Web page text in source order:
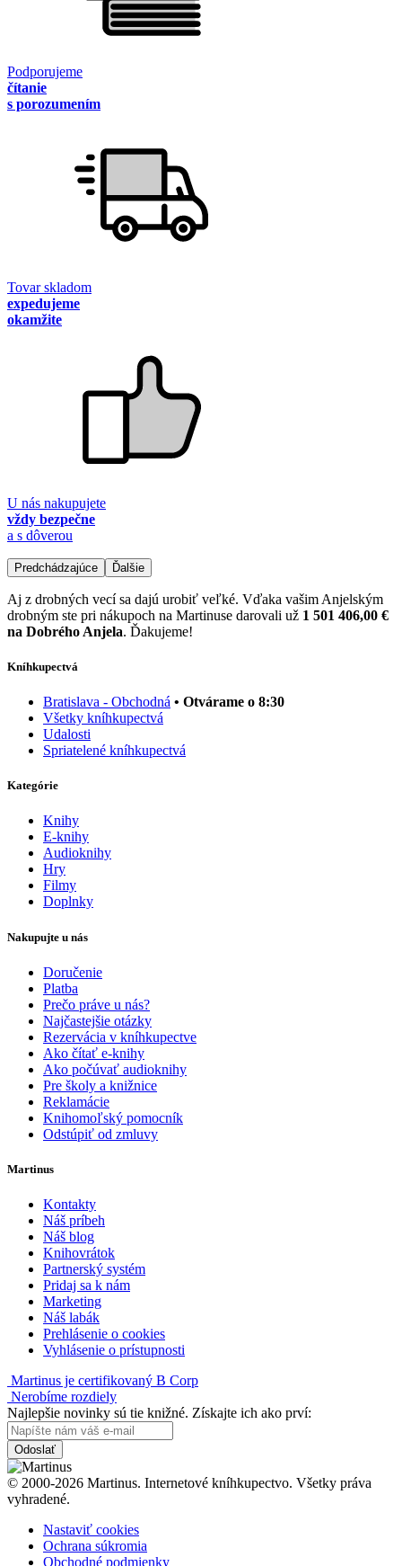
Podporujeme
čítanie
s porozumením
Tovar skladom
expedujeme
okamžite
U nás nakupujete
vždy bezpečne
a s dôverou
Predchádzajúce Ďalšie
Aj z drobných vecí sa dajú urobiť veľké. Vďaka vašim Anjelským
drobným ste pri nákupoch na Martinuse darovali už 1 501 406,00 €
na Dobrého Anjela. Ďakujeme!
Kníhkupectvá
Bratislava - Obchodná • Otvárame o 8:30
Všetky kníhkupectvá
Udalosti
Spriatelené kníhkupectvá
Kategórie
Knihy
E-knihy
Audioknihy
Hry
Filmy
Doplnky
Nakupujte u nás
Doručenie
Platba
Prečo práve u nás?
Najčastejšie otázky
Rezervácia v kníhkupectve
Ako čítať e-knihy
Ako počúvať audioknihy
Pre školy a knižnice
Reklamácie
Knihomoľský pomocník
Odstúpiť od zmluvy
Martinus
Kontakty
Náš príbeh
Náš blog
Knihovrátok
Partnerský systém
Pridaj sa k nám
Marketing
Náš labák
Prehlásenie o cookies
Vyhlásenie o prístupnosti
Martinus je certifikovaný B Corp
Nerobíme rozdiely
Najlepšie novinky sú tie knižné. Získajte ich ako prví:
Odoslať
© 2000-2026 Martinus. Internetové kníhkupectvo. Všetky práva
vyhradené.
Nastaviť cookies
Ochrana súkromia
Obchodné podmienky